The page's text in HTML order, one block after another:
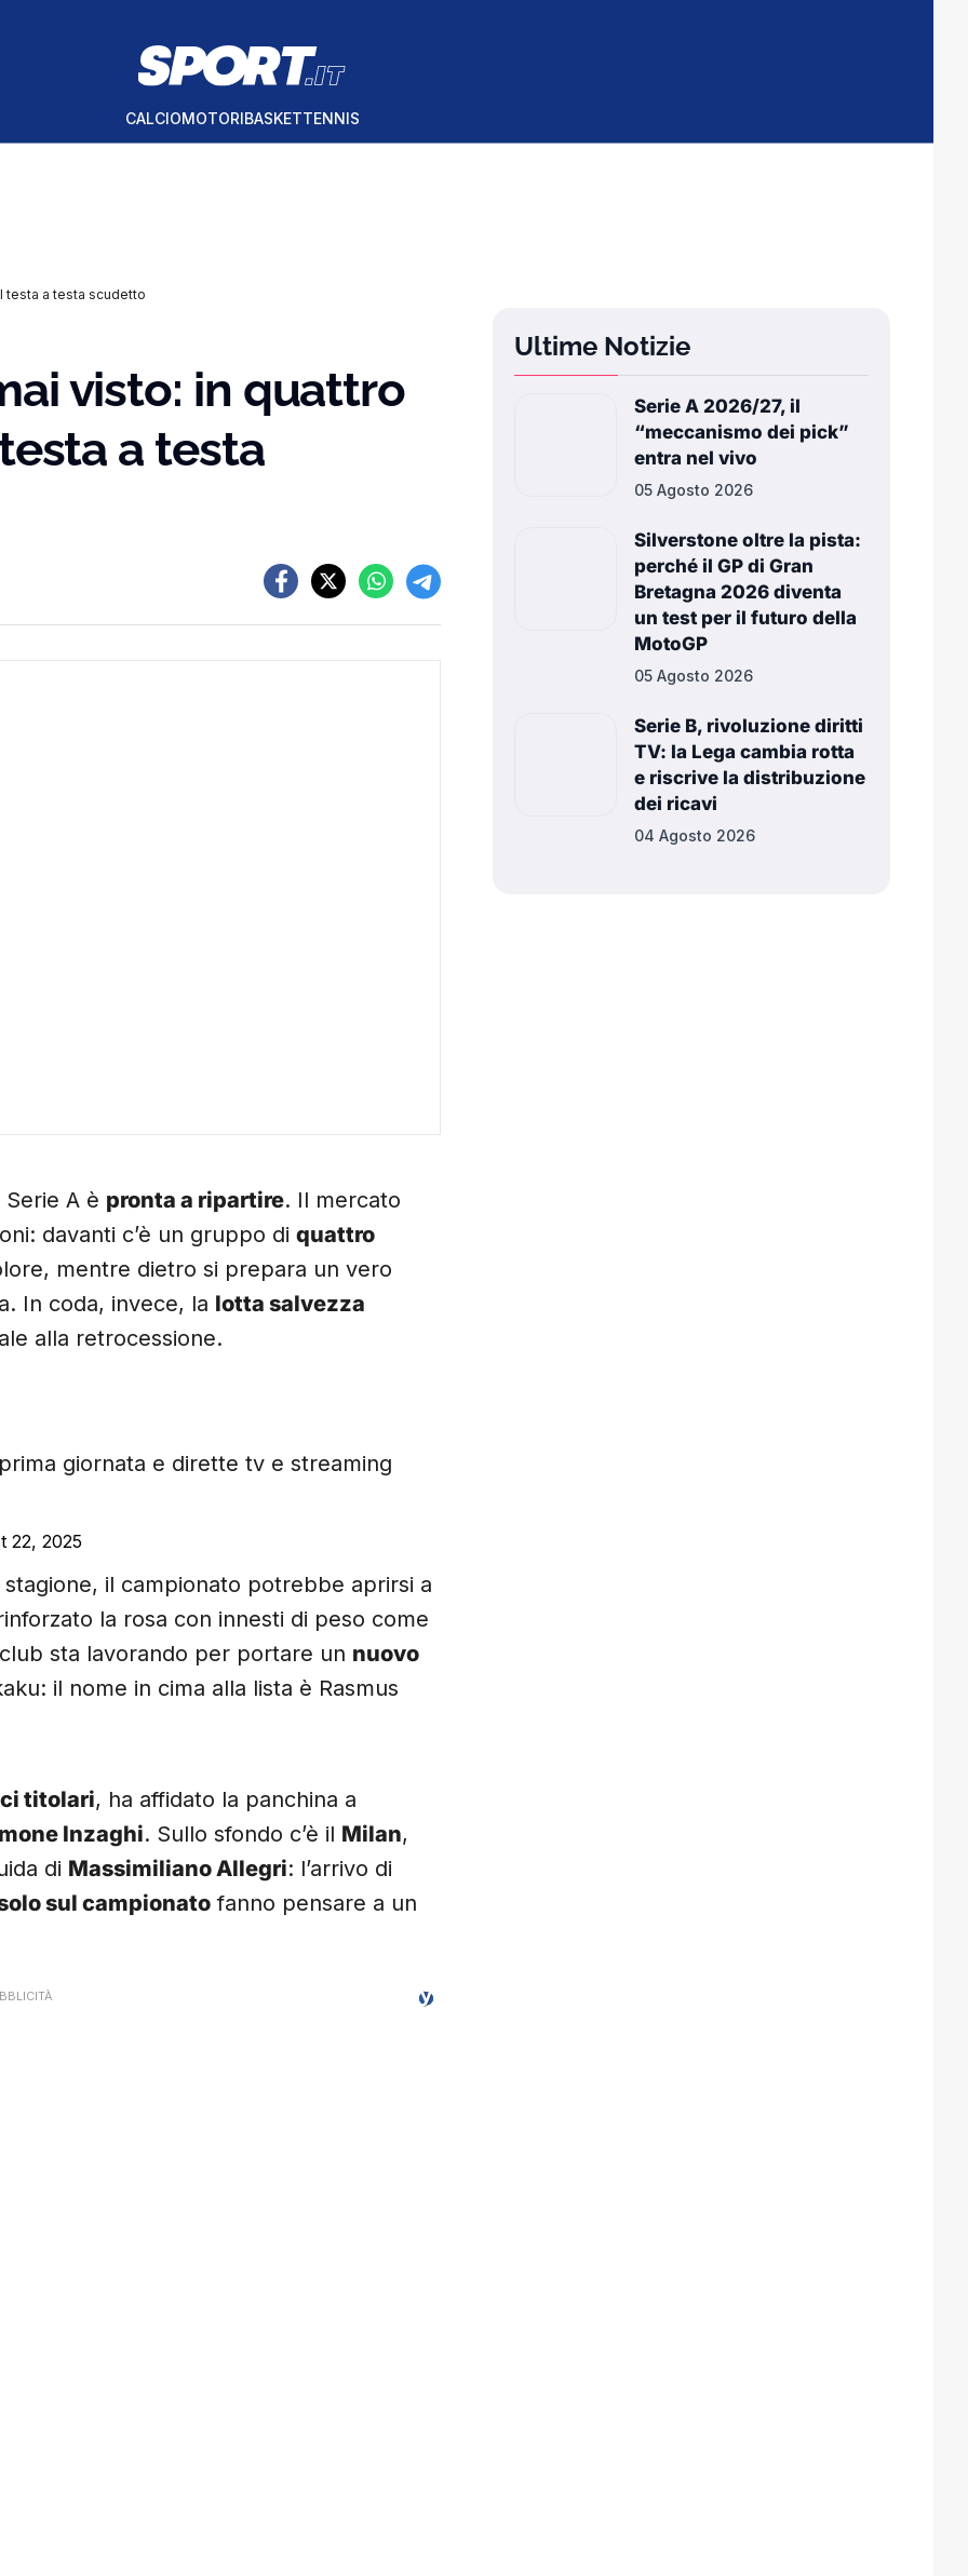
CALCIOMOTORIBASKETTENNIS
testa a testa scudetto
visto: in quattro
a testa
A è pronta a ripartire. Il mercato
davanti c’è un gruppo di quattro
mentre dietro si prepara un vero
In coda, invece, la lotta salvezza
alla retrocessione.
giornata e dirette tv e streaming
22, 2025
stagione, il campionato potrebbe aprirsi a
la rosa con innesti di peso come
sta lavorando per portare un nuovo
il nome in cima alla lista è Rasmus
titolari, ha affidato la panchina a
Inzaghi. Sullo sfondo c’è il Milan,
di Massimiliano Allegri: l’arrivo di
sul campionato fanno pensare a un
Ultime Notizie
Serie A 2026/27, il
“meccanismo dei pick”
entra nel vivo
05 Agosto 2026
Silverstone oltre la pista:
perché il GP di Gran
Bretagna 2026 diventa
un test per il futuro della
MotoGP
05 Agosto 2026
Serie B, rivoluzione diritti
TV: la Lega cambia rotta
e riscrive la distribuzione
dei ricavi
04 Agosto 2026